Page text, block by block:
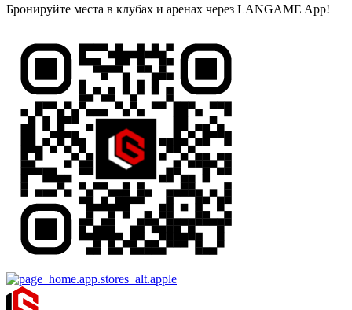
Бронируйте места в клубах и аренах через LANGAME App!